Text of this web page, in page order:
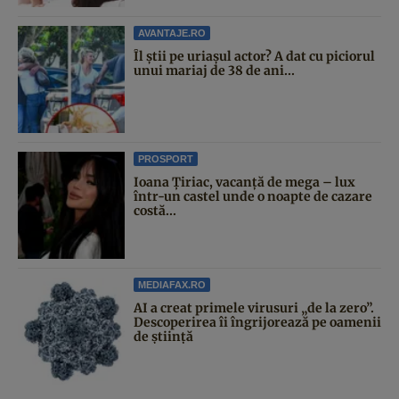
AVANTAJE.RO
Îl știi pe uriașul actor? A dat cu piciorul
unui mariaj de 38 de ani...
PROSPORT
Ioana Țiriac, vacanță de mega – lux
într-un castel unde o noapte de cazare
costă...
MEDIAFAX.RO
AI a creat primele virusuri „de la zero”.
Descoperirea îi îngrijorează pe oamenii
de știință